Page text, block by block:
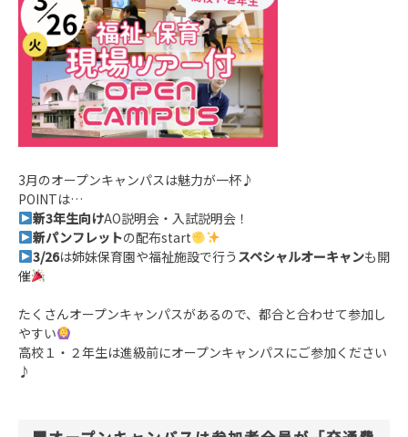
3月のオープンキャンパスは魅力が一杯♪
POINTは…
新3年生向けAO説明会・入試説明会！
新パンフレットの配布start
3/26は姉妹保育園や福祉施設で行う スペシャルオーキャンも開
催
たくさんオープンキャンパスがあるので、都合と合わせて参加し
やすい
高校１・２年生は進級前にオープンキャンパスにご参加ください
♪